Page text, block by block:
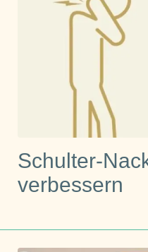
Schulter-
verbessern